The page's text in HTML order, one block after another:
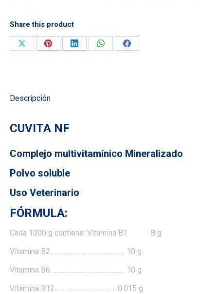
Share this product
CompartirCompartirCompartirCompartirCompartir
Descripción
CUVITA NF
Complejo multivitamínico Mineralizado
Polvo soluble
Uso Veterinario
FÓRMULA:
Cada 1000 g contiene: Vitamina B1 8 g
Vitamina B2………………………………………. 10 g
Vitamina B6………………………………………. 10 g
Vitamina B12……………………………….. 0.015 g